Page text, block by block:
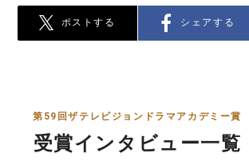
ポストする シェアする
第59回ザテレビジョンドラマアカデミー賞
受賞インタビュー一覧